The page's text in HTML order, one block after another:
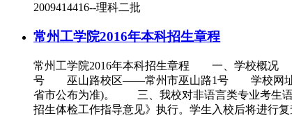
2009414416--理科二批
常州工学院2016年本科招生章程
常州工学院2016年本科招生章程 一、学校概
号 巫山路校区——常州市巫山路1号 学校网址：
省市公布为准)。 三、我校对非语言类专业考生
招生体检工作指导意见》执行。学生入校后将进